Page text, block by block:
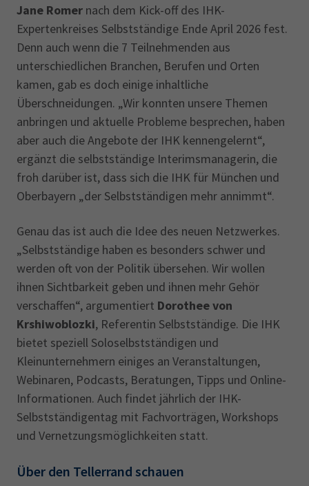
Jane Romer nach dem Kick-off des IHK-
Expertenkreises Selbstständige Ende April 2026 fest.
Denn auch wenn die 7 Teilnehmenden aus
unterschiedlichen Branchen, Berufen und Orten
kamen, gab es doch einige inhaltliche
Überschneidungen. „Wir konnten unsere Themen
anbringen und aktuelle Probleme besprechen, haben
aber auch die Angebote der IHK kennengelernt“,
ergänzt die selbstständige Interimsmanagerin, die
froh darüber ist, dass sich die IHK für München und
Oberbayern „der Selbstständigen mehr annimmt“.
Genau das ist auch die Idee des neuen Netzwerkes.
„Selbstständige haben es besonders schwer und
werden oft von der Politik übersehen. Wir wollen
ihnen Sichtbarkeit geben und ihnen mehr Gehör
verschaffen“, argumentiert Dorothee von
Krshiwoblozki, Referentin Selbstständige. Die IHK
bietet speziell Soloselbstständigen und
Kleinunternehmern einiges an Veranstaltungen,
Webinaren, Podcasts, Beratungen, Tipps und Online-
Informationen. Auch findet jährlich der IHK-
Selbstständigentag mit Fachvorträgen, Workshops
und Vernetzungsmöglichkeiten statt.
Über den Tellerrand schauen